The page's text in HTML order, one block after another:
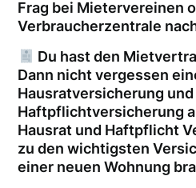
Frag bei Mietervereinen
Verbraucherzentrale
Du hast den
Dann nicht vergessen
Hausratversicherung und
Haftpflichtversicherung
Hausrat und Haftpflicht
zu den wichtigsten
einer neuen Wohnung